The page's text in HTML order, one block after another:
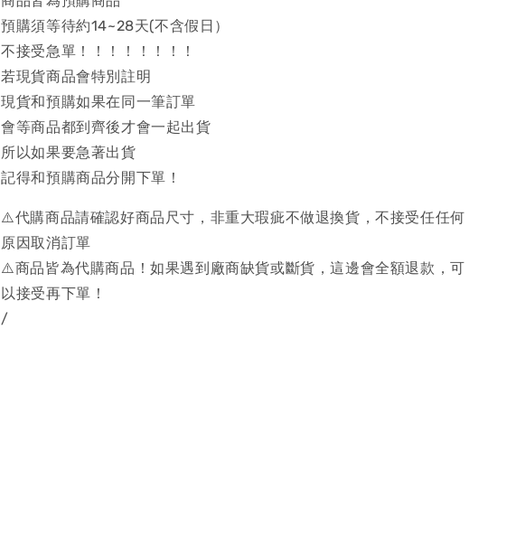
預購須等待約14~28天(不含假日）
不接受急單！！！！！！！！
若現貨商品會特別註明
現貨和預購如果在同一筆訂單
會等商品都到齊後才會一起出貨
所以如果要急著出貨
記得和預購商品分開下單！
⚠️代購商品請確認好商品尺寸，非重大瑕疵不做退換貨，不接受任任何
原因取消訂單
⚠️商品皆為代購商品！如果遇到廠商缺貨或斷貨，這邊會全額退款，可
以接受再下單！
/